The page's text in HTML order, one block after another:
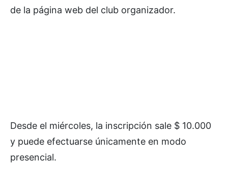
de la página web del club organizador.
Desde el miércoles, la inscripción sale $ 10.000
y puede efectuarse únicamente en modo
presencial.